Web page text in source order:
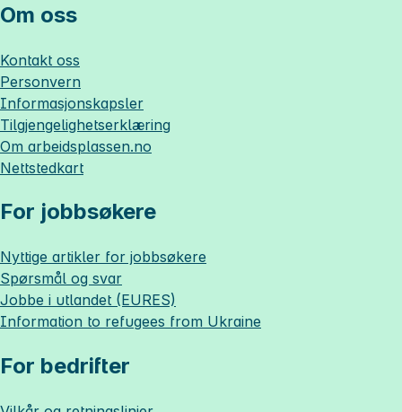
Om oss
Kontakt oss
Personvern
Informasjonskapsler
Tilgjengelighetserklæring
Om arbeidsplassen.no
Nettstedkart
For jobbsøkere
Nyttige artikler for jobbsøkere
Spørsmål og svar
Jobbe i utlandet (EURES)
Information to refugees from Ukraine
For bedrifter